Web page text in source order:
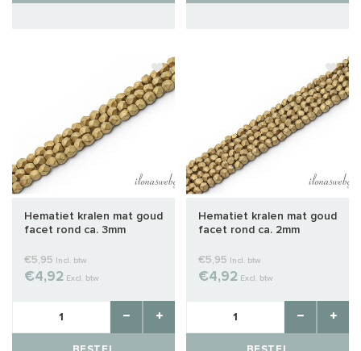
Hematiet kralen mat goud
facet rond ca. 3mm
€5,95 Incl. btw
€4,92 Excl. btw
Hematiet kralen mat goud
facet rond ca. 2mm
€5,95 Incl. btw
€4,92 Excl. btw